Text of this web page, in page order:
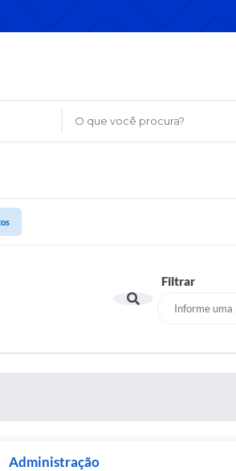
O que você procura?
Filtrar
Administração